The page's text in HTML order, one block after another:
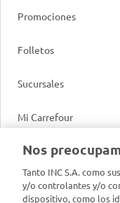
Promociones
Folletos
Sucursales
Mi Carrefour
Productos Carrefour
Tarjeta Mi Carrefour
Nos
Tanto INC S.A. como
y/o controlantes y/o
dispositivo, como los